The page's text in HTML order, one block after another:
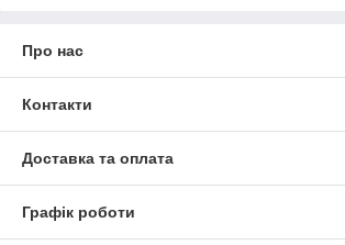
Про нас
Контакти
Доставка та оплата
Графік роботи